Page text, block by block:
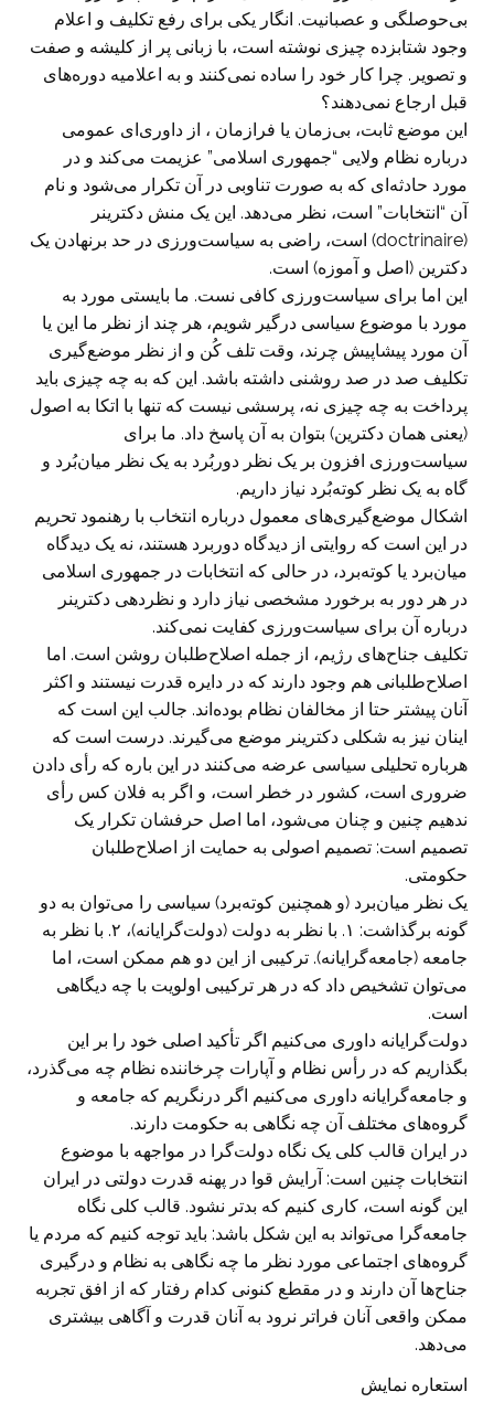
بی‌حوصلگی و عصبانیت. انگار یکی برای رفع تکلیف و اعلام
وجود شتابزده چیزی نوشته است، با زبانی پر از کلیشه و صفت
و تصویر. چرا کار خود را ساده نمی‌کنند و به اعلامیه دوره‌های
قبل ارجاع نمی‌دهند؟
این موضع ثابت، بی‌زمان یا فرازمان ، از داوری‌ای عمومی
درباره نظام ولایی “جمهوری اسلامی” عزیمت می‌کند و در
مورد حادثه‌ای که به صورت تناوبی در آن تکرار می‌شود و نام
آن “انتخابات” است، نظر می‌دهد. این یک منش دکترینر
(doctrinaire) است، راضی به سیاست‌ورزی در حد برنهادن یک
دکترین (اصل و آموزه) است.
این اما برای سیاست‌ورزی کافی نست. ما بایستی مورد به
مورد با موضوع سیاسی درگیر شویم، هر چند از نظر ما این یا
آن مورد پیشاپیش چرند، وقت تلف کُن و از نظر موضع‌گیری
تکلیف صد در صد روشنی داشته باشد. این که به چه چیزی باید
پرداخت به چه چیزی نه، پرسشی نیست که تنها با اتکا به اصول
(یعنی همان دکترین) بتوان به آن پاسخ داد. ما برای
سیاست‌ورزی افزون بر یک نظر دوربُرد به یک نظر میان‌بُرد و
گاه به یک نظر کوته‌بُرد نیاز داریم.
اشکال موضع‌گیری‌های معمول درباره انتخاب با رهنمود تحریم
در این است که روایتی از دیدگاه دوربرد هستند، نه یک دیدگاه
میان‌برد یا کوته‌برد، در حالی که انتخابات در جمهوری اسلامی
در هر دور به برخورد مشخصی نیاز دارد و نظردهی دکترینر
درباره آن برای سیاست‌ورزی کفایت نمی‌کند.
تکلیف جناح‌های رژیم، از جمله اصلاح‌طلبان روشن است. اما
اصلاح‌طلبانی هم وجود دارند که در دایره قدرت نیستند و اکثر
آنان پیشتر حتا از مخالفان نظام بوده‌اند. جالب این است که
اینان نیز به شکلی دکترینر موضع می‌گیرند. درست است که
هرباره تحلیلی سیاسی عرضه می‌کنند در این باره که رأی دادن
ضروری است، کشور در خطر است، و اگر به فلان کس رأی
ندهیم چنین و چنان می‌شود، اما اصل حرفشان تکرار یک
تصمیم است: تصمیم اصولی به حمایت از اصلاح‌طلبان
حکومتی.
یک نظر میان‌برد (و همچنین کوته‌برد) سیاسی را می‌توان به دو
گونه برگذاشت: ۱. با نظر به دولت (دولت‌گرایانه)، ۲. با نظر به
جامعه (جامعه‌گرایانه). ترکیبی از این دو هم ممکن است، اما
می‌توان تشخیص داد که در هر ترکیبی اولویت با چه دیگاهی
است.
دولت‌گرایانه داوری می‌کنیم اگر تأکید اصلی خود را بر این
بگذاریم که در رأس نظام و آپارات چرخاننده نظام چه می‌گذرد،
و جامعه‌گرایانه داوری می‌کنیم اگر درنگریم که جامعه و
گروه‌های مختلف آن چه نگاهی به حکومت دارند.
در ایران قالب کلی یک نگاه دولت‌گرا در مواجهه با موضوع
انتخابات چنین است: آرایش قوا در پهنه قدرت دولتی در ایران
این گونه است، کاری کنیم که بدتر نشود. قالب کلی نگاه
جامعه‌گرا می‌تواند به این شکل باشد: باید توجه کنیم که مردم یا
گروه‌های اجتماعی مورد نظر ما چه نگاهی به نظام و درگیری
جناح‌ها آن دارند و در مقطع کنونی کدام رفتار که از افق تجربه
ممکن واقعی آنان فراتر نرود به آنان قدرت و آگاهی بیشتری
می‌دهد.
استعاره نمایش